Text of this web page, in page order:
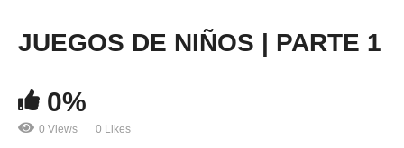
JUEGOS DE NIÑOS | PARTE 1
0%
0 Views 0 Likes